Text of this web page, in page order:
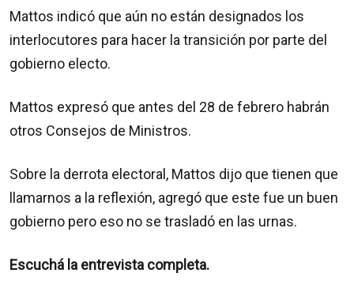
Mattos indicó que aún no están designados los
interlocutores para hacer la transición por parte del
gobierno electo.
Mattos expresó que antes del 28 de febrero habrán
otros Consejos de Ministros.
Sobre la derrota electoral, Mattos dijo que tienen que
llamarnos a la reflexión, agregó que este fue un buen
gobierno pero eso no se trasladó en las urnas.
Escuchá la entrevista completa.